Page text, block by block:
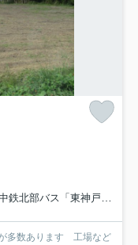
バス「東神戸」バス停下車 徒歩7分
多数あります 工場など